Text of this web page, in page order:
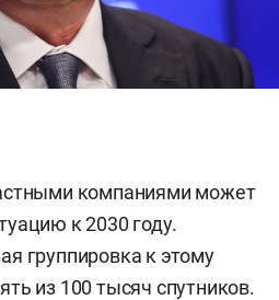
компаниями может
к 2030 году.
группировка к этому
из 100 тысяч спутников.